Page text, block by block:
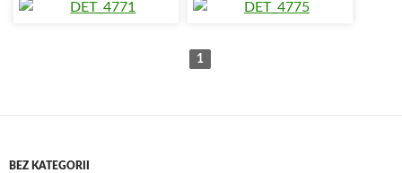
1
BEZ KATEGORII